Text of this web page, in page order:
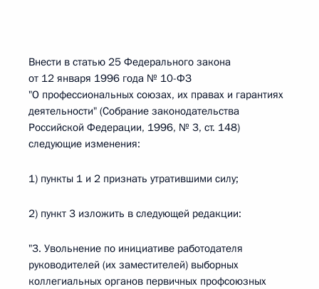
Внести в статью 25 Федерального закона
от 12 января 1996 года № 10-ФЗ
"О профессиональных союзах, их правах и гарантиях
деятельности" (Собрание законодательства
Российской Федерации, 1996, № 3, ст. 148)
следующие изменения:
1) пункты 1 и 2 признать утратившими силу;
2) пункт 3 изложить в следующей редакции:
"3. Увольнение по инициативе работодателя
руководителей (их заместителей) выборных
коллегиальных органов первичных профсоюзных